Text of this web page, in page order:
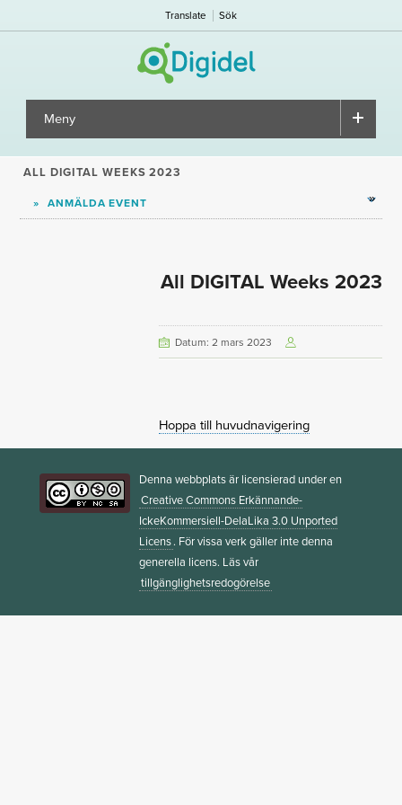
Translate Sök
Meny ▼
ALL DIGITAL WEEKS 2023
ANMÄLDA EVENT
All DIGITAL Weeks 2023
Datum: 2 mars 2023
Hoppa till huvudnavigering
Denna webbplats är licensierad under en
Creative Commons Erkännande-
IckeKommersiell-DelaLika 3.0 Unported
Licens. För vissa verk gäller inte denna
generella licens. Läs vår
tillgänglighetsredogörelse